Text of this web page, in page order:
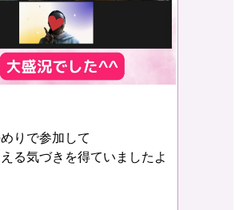
りで参加して
る気づきを得ていましたよ